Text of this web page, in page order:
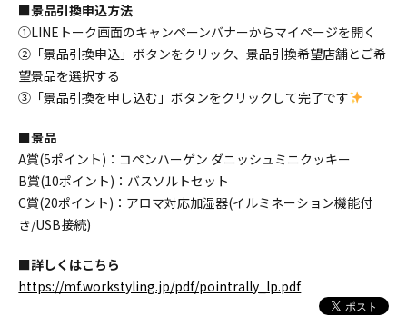
■景品引換申込方法
①LINEトーク画面のキャンペーンバナーからマイページを開く
②「景品引換申込」ボタンをクリック、景品引換希望店舗とご希
望景品を選択する
③「景品引換を申し込む」ボタンをクリックして完了です
■景品
A賞(5ポイント)：コペンハーゲン ダニッシュミニクッキー
B賞(10ポイント)：バスソルトセット
C賞(20ポイント)：アロマ対応加湿器(イルミネーション機能付
き/USB接続)
■詳しくはこちら
https://mf.workstyling.jp/pdf/pointrally_lp.pdf